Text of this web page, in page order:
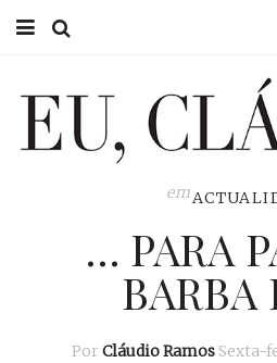
EU CLÁUDIO
em
… PARA
BARBA
Por Cláudio Ramos Sexta-